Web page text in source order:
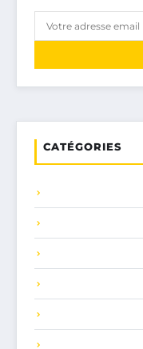
CATÉGORIES